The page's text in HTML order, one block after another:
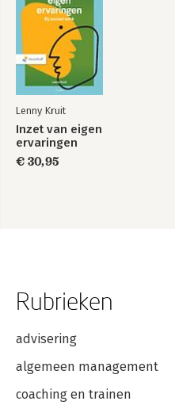
Lenny Kruit
Inzet van eigen
ervaringen
€ 30,95
Rubrieken
advisering
algemeen management
coaching en trainen